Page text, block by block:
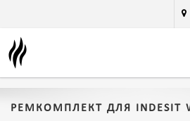
РЕМКОМПЛЕКТ ДЛЯ INDESIT